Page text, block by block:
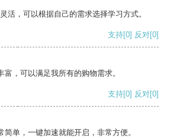
活，可以根据自己的需求选择学习方式。
支持[0] 反对[0]
，可以满足我所有的购物需求。
支持[0] 反对[0]
单，一键加速就能开启，非常方便。